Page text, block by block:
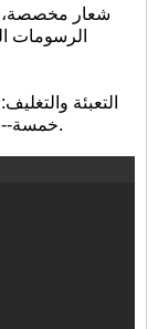
الرسومات
خمسة-- طبقة الكرتون التصدير ضمان سلامة الشحن.